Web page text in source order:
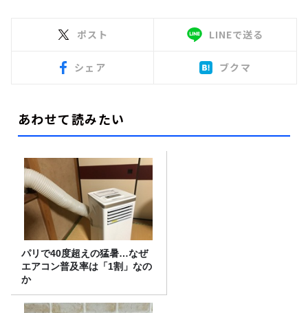
ポスト LINEで送る
シェア ブクマ
あわせて読みたい
パリで40度超えの猛暑…なぜ
エアコン普及率は「1割」なの
か